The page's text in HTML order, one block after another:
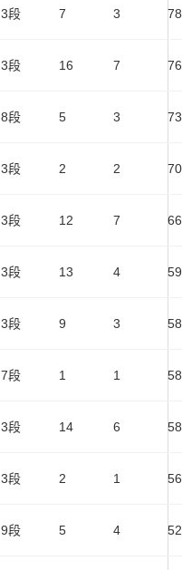
3段 7 3
3段 16 7
8段 5 3
3段 2 2
3段 12 7
3段 13 4
3段 9 3
7段 1 1
3段 14 6
3段 2 1
9段 5 4